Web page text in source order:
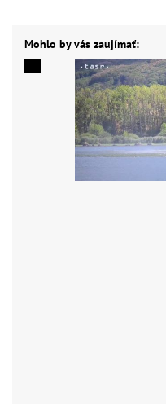
Mohlo by vás zaujímať: